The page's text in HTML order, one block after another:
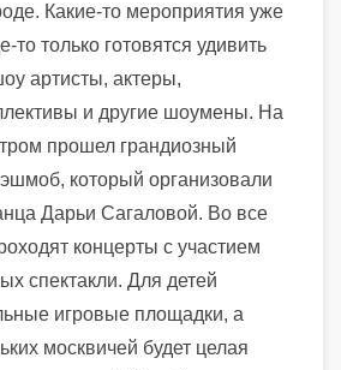
Какие-то мероприятия уже
то только готовятся удивить
артисты, актеры,
и другие шоумены. На
прошел грандиозный
который организовали
Дарьи Сагаловой. Во все
концерты с участием
спектакли. Для детей
игровые площадки, а
москвичей будет целая